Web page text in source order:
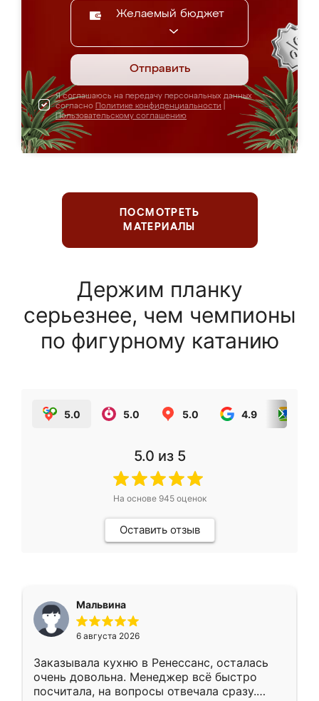
Желаемый бюджет
Отправить
Я соглашаюсь на передачу персональных данных
согласно Политике конфиденциальности
Пользовательскому соглашению
ПОСМОТРЕТЬ
МАТЕРИАЛЫ
Держим планку
серьезнее, чем чемпионы
по фигурному катанию
5.0 5.0 5.0 4.9
5.0 из 5
На основе 945оценок
Оставить отзыв
Мальвина
6 августа 2026
Заказывала кухню в Ренессанс, осталась
очень довольна. Менеджер всё быстро
посчитала, на вопросы отвечала сразу.